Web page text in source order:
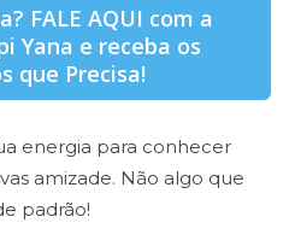
FALE AQUI com a
Yana e receba os
que Precisa!
energia para conhecer
amizade. Não algo que
padrão!